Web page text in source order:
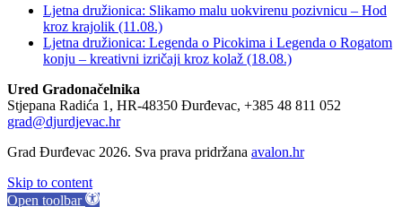
Ljetna družionica: Slikamo malu uokvirenu pozivnicu – Hod
kroz krajolik (11.08.)
Ljetna družionica: Legenda o Picokima i Legenda o Rogatom
konju – kreativni izričaji kroz kolaž (18.08.)
Ured Gradonačelnika
Stjepana Radića 1, HR-48350 Đurđevac, +385 48 811 052
grad@djurdjevac.hr
Grad Đurđevac 2026. Sva prava pridržana avalon.hr
Skip to content
Open toolbar